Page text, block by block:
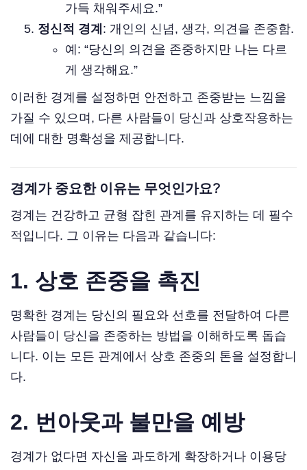
가득 채워주세요.”
정신적 경계 : 개인의 신념, 생각, 의견을 존중함.
예: “당신의 의견을 존중하지만 나는 다르
게 생각해요.”
이러한 경계를 설정하면 안전하고 존중받는 느낌을
가질 수 있으며, 다른 사람들이 당신과 상호작용하는
데에 대한 명확성을 제공합니다.
경계가 중요한 이유는 무엇인가요?
경계는 건강하고 균형 잡힌 관계를 유지하는 데 필수
적입니다. 그 이유는 다음과 같습니다:
1. 상호 존중을 촉진
명확한 경계는 당신의 필요와 선호를 전달하여 다른
사람들이 당신을 존중하는 방법을 이해하도록 돕습
니다. 이는 모든 관계에서 상호 존중의 톤을 설정합니
다.
2. 번아웃과 불만을 예방
경계가 없다면 자신을 과도하게 확장하거나 이용당